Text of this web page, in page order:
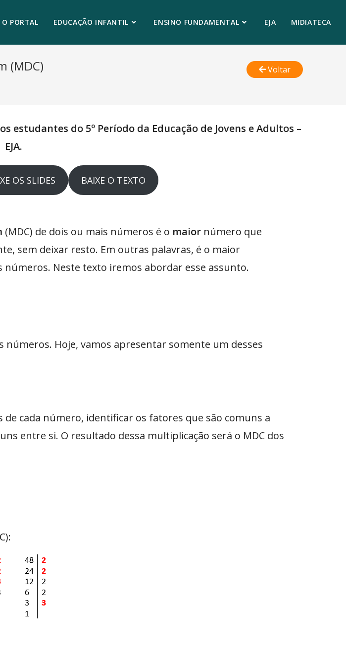
O PORTAL EDUCAÇÃO INFANTIL ENSINO FUNDAMENTAL EJA MIDIATECA
(MDC) Voltar
do 5º Período da Educação de Jovens e Adultos –
EJA.
OS SLIDES BAIXE O TEXTO
(MDC) de dois ou mais números é o maiornúmero que
sem deixar resto. Em outras palavras, é o maior
números. Neste texto iremos abordar esse assunto.
Hoje, vamos apresentar somente um desses
cada número, identificar os fatores que são comuns a
entre si. O resultado dessa multiplicação será o MDC dos